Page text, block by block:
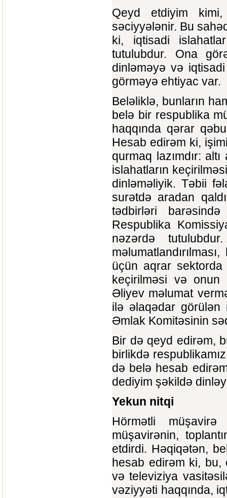
Qeyd etdiyim
səciyyələnir. Bu
ki, iqtisadi
tutulubdur. Ona
dinləməyə və
görməyə ehtiyac var.
Beləliklə, bunların
belə bir respublika
haqqında qərar
Hesab edirəm ki,
qurmaq lazımdır:
islahatların
dinləməliyik. Təbii
surətdə aradan
tədbirləri
Respublika
nəzərdə
üçün aqrar sektorda
keçirilməsi və onun
Əliyev məlumat
ilə əlaqədar görülən
Əmlak Komitəsinin
Bir də qeyd edirəm,
birlikdə
də belə hesab
dediyim şəkildə
Yekun nitqi
Hörmətli müşavirə
müşavirənin,
etdirdi. Həqiqətən,
hesab edirəm ki, bu,
və televiziya
vəziyyəti haqqında,